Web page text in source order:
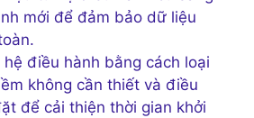
mới để đảm bảo dữ liệu
hệ điều hành bằng cách loại
không cần thiết và điều
để cải thiện thời gian khởi